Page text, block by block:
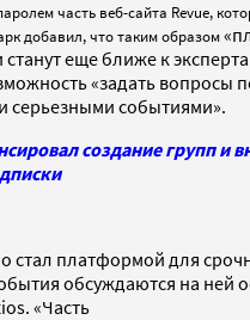
часть веб-сайта Revue,
добавил, что таким образом
еще ближе к
«задать вопросы
серьезными событиями».
создание групп и
стал платформой для
обсуждаются на ней
«Часть